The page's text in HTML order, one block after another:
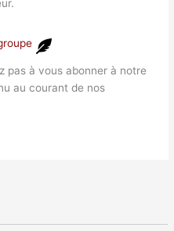
pas à vous abonner à notre
au courant de nos